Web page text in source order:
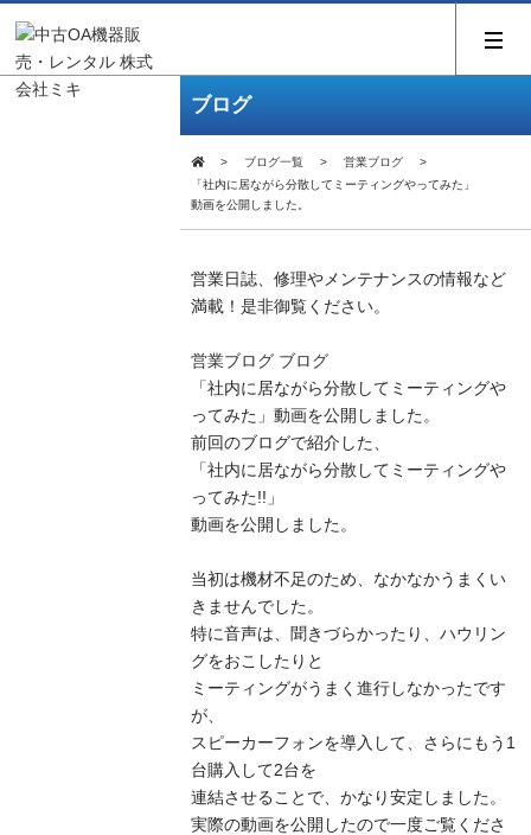
ブログ
ブログ一覧
営業ブログ
「社内に居ながら分散してミーティングやってみた」
動画を公開しました。
営業日誌、修理やメンテナンスの情報など
満載！是非御覧ください。
営業ブログ ブログ
「社内に居ながら分散してミーティングや
ってみた」動画を公開しました。
前回のブログで紹介した、
「社内に居ながら分散してミーティングや
ってみた!!」
動画を公開しました。
当初は機材不足のため、なかなかうまくい
きませんでした。
特に音声は、聞きづらかったり、ハウリン
グをおこしたりと
ミーティングがうまく進行しなかったです
が、
スピーカーフォンを導入して、さらにもう1
台購入して2台を
連結させることで、かなり安定しました。
実際の動画を公開したので一度ご覧くださ